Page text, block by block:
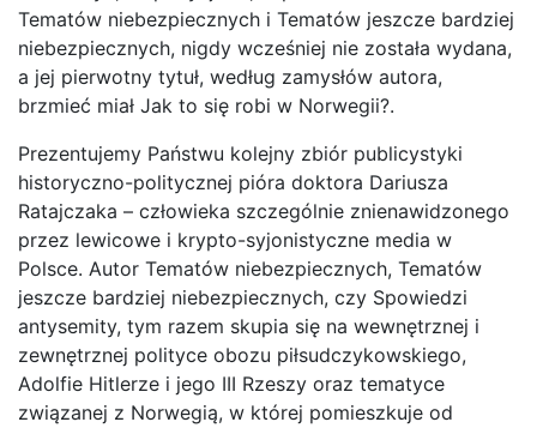
Tematów niebezpiecznych i Tematów jeszcze bardziej
niebezpiecznych, nigdy wcześniej nie została wydana,
a jej pierwotny tytuł, według zamysłów autora,
brzmieć miał Jak to się robi w Norwegii?.
Prezentujemy Państwu kolejny zbiór publicystyki
historyczno-politycznej pióra doktora Dariusza
Ratajczaka – człowieka szczególnie znienawidzonego
przez lewicowe i krypto-syjonistyczne media w
Polsce. Autor Tematów niebezpiecznych, Tematów
jeszcze bardziej niebezpiecznych, czy Spowiedzi
antysemity, tym razem skupia się na wewnętrznej i
zewnętrznej polityce obozu piłsudczykowskiego,
Adolfie Hitlerze i jego III Rzeszy oraz tematyce
związanej z Norwegią, w której pomieszkuje od